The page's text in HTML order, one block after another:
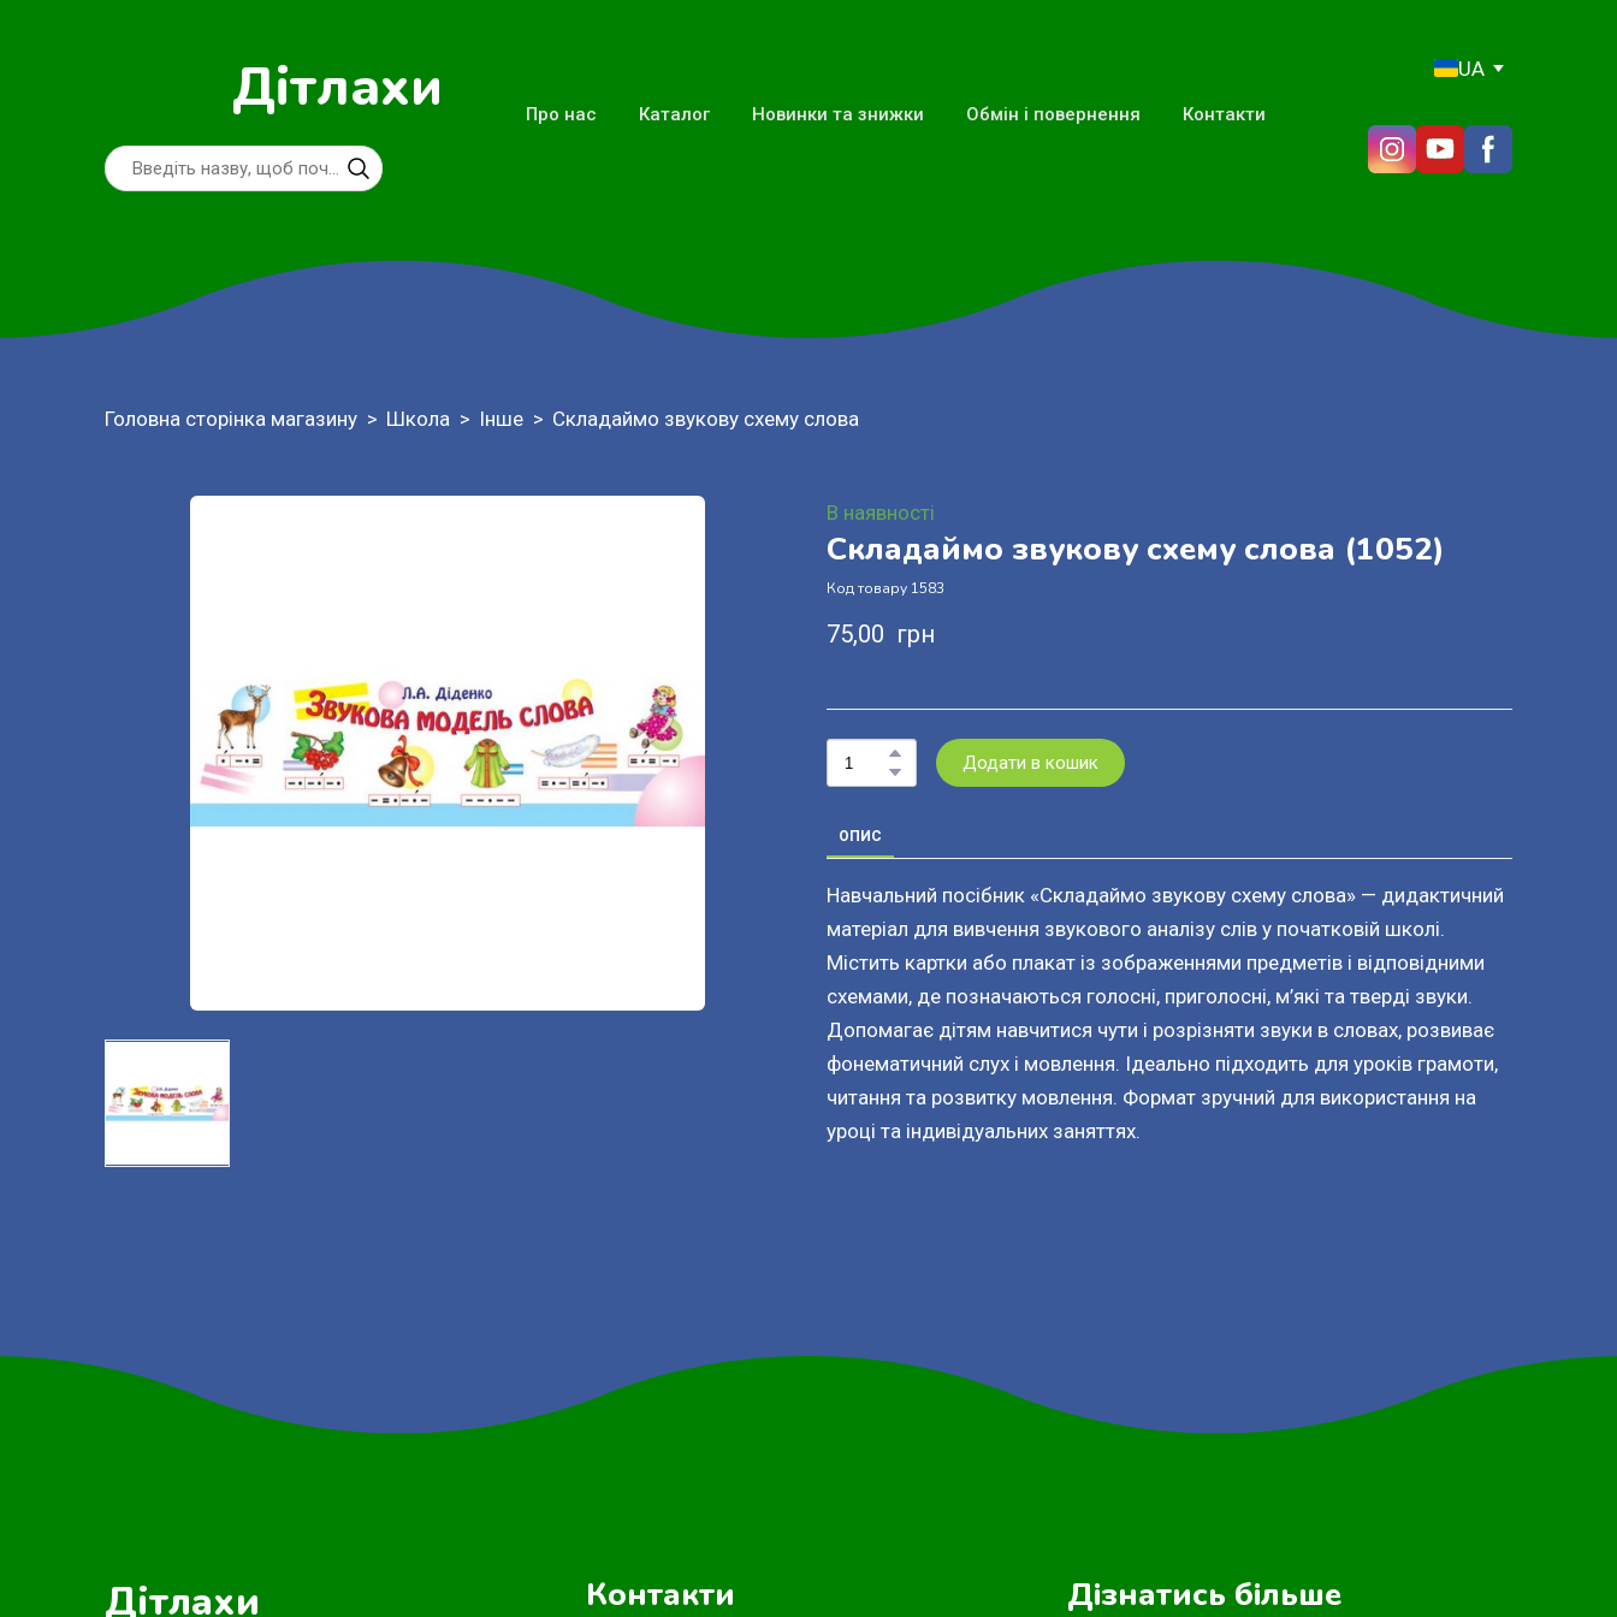
Дітлахи Про нас Каталог Новинки та знижки Обмін і повернення Контакти
UA
Головна сторінка магазину Школа Інше Складаймо звукову схему слова
В наявності
Складаймо звукову схему слова (1052)
Код товару 1583
75,00  грн
Додати в кошик
ОПИС
Навчальний посібник «Складаймо звукову схему слова» — дидактичний
матеріал для вивчення звукового аналізу слів у початковій школі.
Містить картки або плакат із зображеннями предметів і відповідними
схемами, де позначаються голосні, приголосні, м’які та тверді звуки.
Допомагає дітям навчитися чути і розрізняти звуки в словах, розвиває
фонематичний слух і мовлення. Ідеально підходить для уроків грамоти,
читання та розвитку мовлення. Формат зручний для використання на
уроці та індивідуальних заняттях.
Дітлахи Контакти Дізнатись більше